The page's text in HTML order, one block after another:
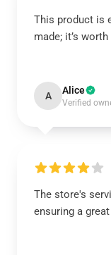
This product is
made; it’s
A Alice
Verified
The store's
ensuring a